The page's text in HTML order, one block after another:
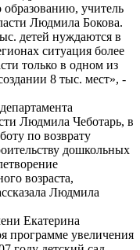
образованию, учитель
Людмила Бокова.
детей нуждаются в
ситуация более
только в одном из
8 тыс. мест», -
Людмила Чеботарь, в
по возврату
дошкольных
возраста,
Людмила
Екатерина
программе увеличения